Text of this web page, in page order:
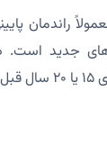
راندمان
جدید است.
هنوز هم از